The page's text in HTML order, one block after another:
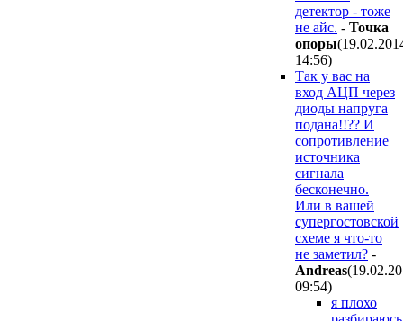
детектор - тоже
не айс. - Точка
опоры
14:56)
Так у вас на
вход АЦП через
диоды напруга
подана!!?? И
сопротивление
источника
сигнала
бесконечно.
Или в вашей
супергостовской
схеме я что-то
не заметил? -
Andreas
09:54)
я плохо